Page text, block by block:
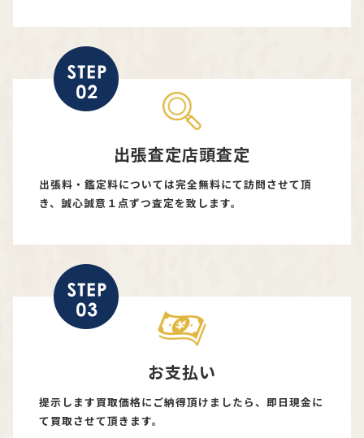
出張査定店頭査定
出張料・鑑定料については完全無料にて訪問させて頂
き、誠心誠意１点ずつ査定を致します。
お支払い
提示します買取価格にご納得頂けましたら、即日現金に
て買取させて頂きます。